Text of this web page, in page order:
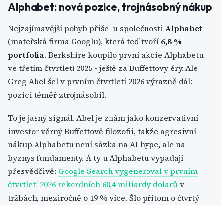
Alphabet: nová pozice, trojnásobný nákup
Nejzajímavější pohyb přišel u společnosti Alphabet
(mateřská firma Googlu), která teď tvoří 6,8 %
portfolia. Berkshire koupilo první akcie Alphabetu
ve třetím čtvrtletí 2025 - ještě za Buffettovy éry. Ale
Greg Abel šel v prvním čtvrtletí 2026 výrazně dál:
pozici téměř ztrojnásobil.
To je jasný signál. Abel je znám jako konzervativní
investor věrný Buffettově filozofii, takže agresivní
nákup Alphabetu není sázka na AI hype, ale na
byznys fundamenty. A ty u Alphabetu vypadají
přesvědčivě: Google Search vygeneroval v prvním
čtvrtletí 2026 rekordních 60,4 miliardy dolarův
tržbách, meziročně o 19 % více. Šlo přitom o čtvrtý